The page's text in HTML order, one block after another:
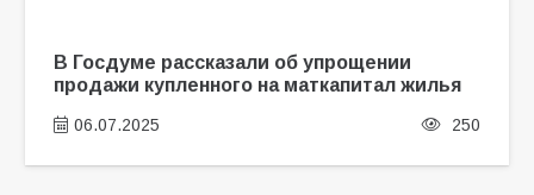
В Госдуме рассказали об упрощении
продажи купленного на маткапитал жилья
06.07.2025 250